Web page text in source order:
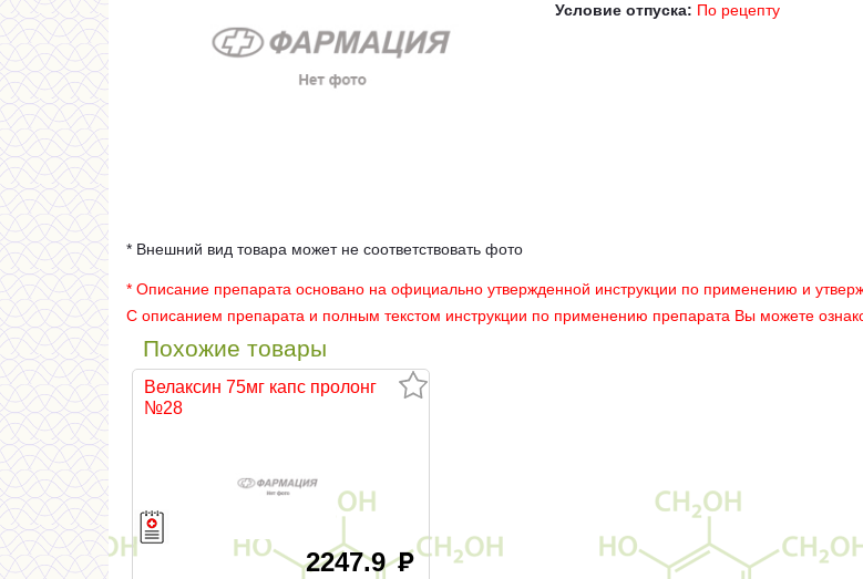
Условие отпуска: По рецепту
* Внешний вид товара может не соответствовать фото
* Описание препарата основано на официально утвержденной инструкции по применению и
С описанием препарата и полным текстом инструкции по применению препарата Вы можете
Похожие товары
Велаксин 75мг капс пролонг
№28
2247.9руб